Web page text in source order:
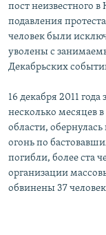
пост неизвестного
подавления
человек были
уволены с
Декабрьских
16 декабря 2011
несколько месяцев
области,
огонь по
погибли, более ста
организации
обвинены 37